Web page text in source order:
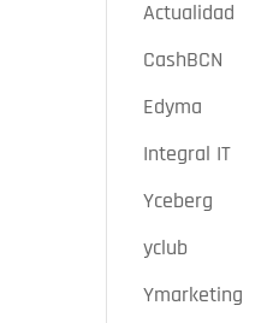
Actualidad
CashBCN
Edyma
Integral IT
Yceberg
yclub
Ymarketing